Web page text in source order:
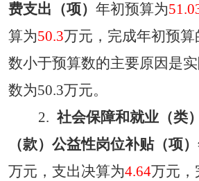
费支出（项） 年初预算为
算为50.3万元，完成年初预算
数小于预算数的主要原因是
数为50.3万元。
2. 社会保障和就业（类
（款）公益性岗位补贴（项）
万元，支出决算为4.64万元，